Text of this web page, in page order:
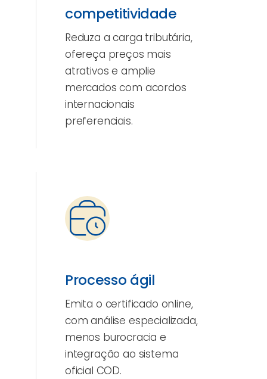
competitividade
Reduza a carga tributária,
ofereça preços mais
atrativos e amplie
mercados com acordos
internacionais
preferenciais.
Processo ágil
Emita o certificado online,
com análise especializada,
menos burocracia e
integração ao sistema
oficial COD.